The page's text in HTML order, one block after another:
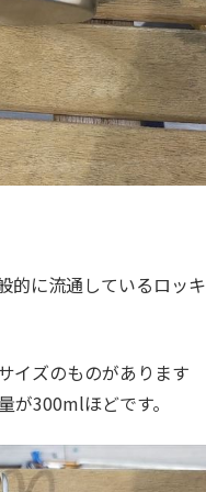
的に流通しているロッキ
イズのものがあります
が300mlほどです。